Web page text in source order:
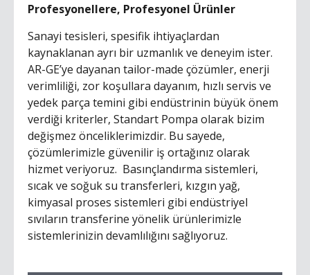
Profesyonellere, Profesyonel Ürünler
Sanayi tesisleri, spesifik ihtiyaçlardan
kaynaklanan ayrı bir uzmanlık ve deneyim ister.
AR-GE’ye dayanan tailor-made çözümler, enerji
verimliliği, zor koşullara dayanım, hızlı servis ve
yedek parça temini gibi endüstrinin büyük önem
verdiği kriterler, Standart Pompa olarak bizim
değişmez önceliklerimizdir. Bu sayede,
çözümlerimizle güvenilir iş ortağınız olarak
hizmet veriyoruz. Basınçlandırma sistemleri,
sıcak ve soğuk su transferleri, kızgın yağ,
kimyasal proses sistemleri gibi endüstriyel
sıvıların transferine yönelik ürünlerimizle
sistemlerinizin devamlılığını sağlıyoruz.